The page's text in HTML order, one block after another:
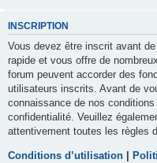
INSCRIPTION
Vous devez être inscrit avant
rapide et vous offre de
forum peuvent accorder des
utilisateurs inscrits. Avant de
connaissance de nos
confidentialité. Veuillez
attentivement toutes les règles
Conditions d’utilisation